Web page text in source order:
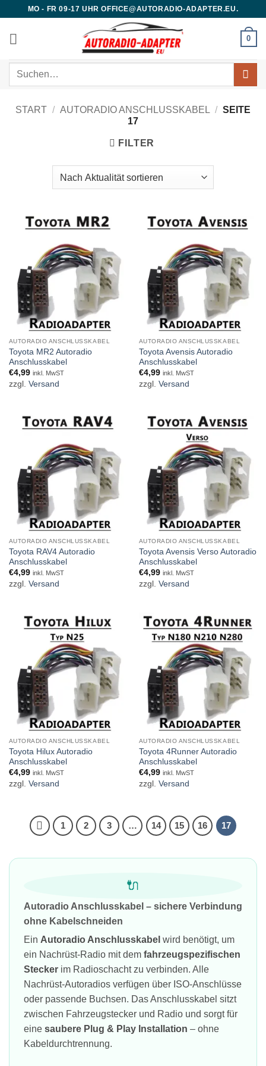
springen
MO - FR 09-17 UHR OFFICE@AUTORADIO-ADAPTER.EU.
0
Suchen
START / AUTORADIO ANSCHLUSSKABEL / SEITE
17
FILTER
AUTORADIO ANSCHLUSSKABEL
Toyota MR2 Autoradio
Anschlusskabel
€4,99 inkl. MwST
zzgl. Versand
AUTORADIO ANSCHLUSSKABEL
Toyota Avensis Autoradio
Anschlusskabel
€4,99 inkl. MwST
zzgl. Versand
AUTORADIO ANSCHLUSSKABEL
Toyota RAV4 Autoradio
Anschlusskabel
€4,99 inkl. MwST
zzgl. Versand
AUTORADIO ANSCHLUSSKABEL
Toyota Avensis Verso Autoradio
Anschlusskabel
€4,99 inkl. MwST
zzgl. Versand
AUTORADIO ANSCHLUSSKABEL
Toyota Hilux Autoradio
Anschlusskabel
€4,99 inkl. MwST
zzgl. Versand
AUTORADIO ANSCHLUSSKABEL
Toyota 4Runner Autoradio
Anschlusskabel
€4,99 inkl. MwST
zzgl. Versand
1 2 3 … 14 15 16 17
🔌
Autoradio Anschlusskabel – sichere Verbindung
ohne Kabelschneiden
Ein Autoradio Anschlusskabel wird benötigt, um
ein Nachrüst-Radio mit dem fahrzeugspezifischen
Stecker im Radioschacht zu verbinden. Alle
Nachrüst-Autoradios verfügen über ISO-Anschlüsse
oder passende Buchsen. Das Anschlusskabel sitzt
zwischen Fahrzeugstecker und Radio und sorgt für
eine saubere Plug & Play Installation – ohne
Kabeldurchtrennung.